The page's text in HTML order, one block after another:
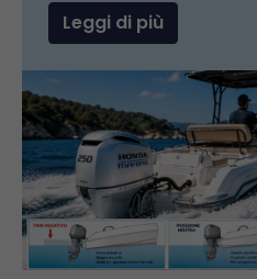
Leggi di più